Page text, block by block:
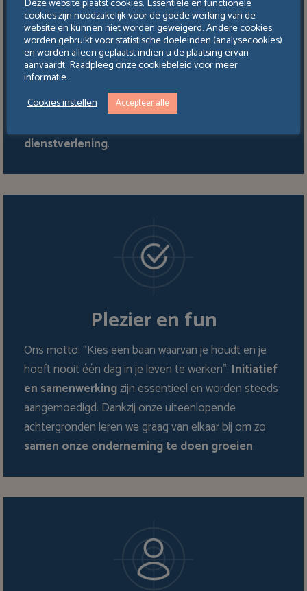
Reactiviteit
Dankzij onze lichte structuur, onze goede organisatie
en de ingesteldheid van onze medewerkers kunnen
wesnel reageren op aanvragen
en consultants. We passen onze procedures
dienstverlening.
Plezier en fun
Ons motto: “Kies een baan waarvan je houdt en je
hoeft nooit één dag in je leven te werken”. Initiatief
en samenwerkingzijn essentieel en worden steeds
aangemoedigd. Dankzij onze uiteenlopende
achtergronden leren we graag van elkaar bij om zo
samen onze onderneming te doen groeien.
cookies zijn noodzakelijk voor de goede werking van de
website en kunnen niet worden geweigerd. Andere cookies
worden gebruikt voor statistische doeleinden (analysecookies)
en worden alleen geplaatst indien u de plaatsing ervan
aanvaardt. Raadpleeg onzecookiebeleidvoor meer
informatie.
Cookies instellen
Accepteer alle